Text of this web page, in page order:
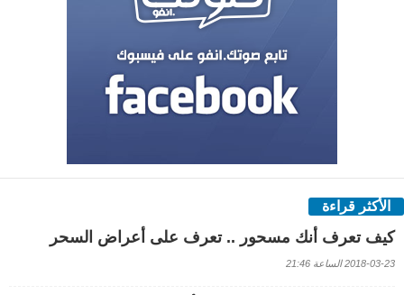
الأكثر قراءة
كيف تعرف أنك مسحور .. تعرف على أعراض السحر
2018-03-23 الساعة 21:46